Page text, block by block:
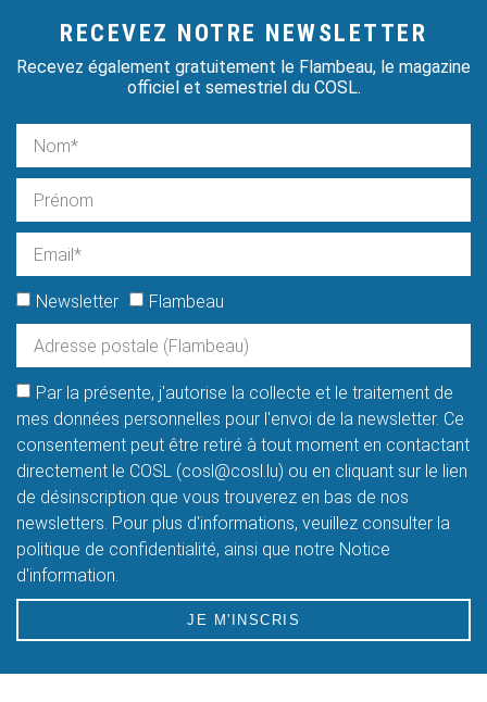
RECEVEZ NOTRE NEWSLETTER
Recevez également gratuitement le Flambeau, le magazine
officiel et semestriel du COSL.
Newsletter Flambeau
Par la présente, j'autorise la collecte et le traitement de
mes données personnelles pour l'envoi de la newsletter. Ce
consentement peut être retiré à tout moment en contactant
directement le COSL (cosl@cosl.lu) ou en cliquant sur le lien
de désinscription que vous trouverez en bas de nos
newsletters. Pour plus d'informations, veuillez consulter la
politique de confidentialité, ainsi que notre Notice
d'information.
JE M'INSCRIS